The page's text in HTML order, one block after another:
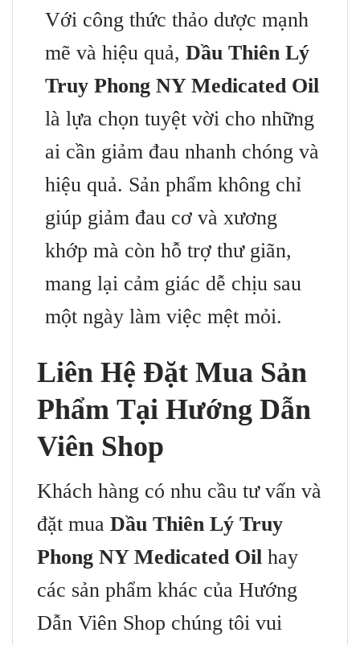
Với công thức thảo dược mạnh
mẽ và hiệu quả, Dầu Thiên Lý
Truy Phong NY Medicated Oil
là lựa chọn tuyệt vời cho những
ai cần giảm đau nhanh chóng và
hiệu quả. Sản phẩm không chỉ
giúp giảm đau cơ và xương
khớp mà còn hỗ trợ thư giãn,
mang lại cảm giác dễ chịu sau
một ngày làm việc mệt mỏi.
Liên Hệ Đặt Mua Sản
Phẩm Tại Hướng Dẫn
Viên Shop
Khách hàng có nhu cầu tư vấn và
đặt mua Dầu Thiên Lý Truy
Phong NY Medicated Oil hay
các sản phẩm khác của Hướng
Dẫn Viên Shop chúng tôi vui